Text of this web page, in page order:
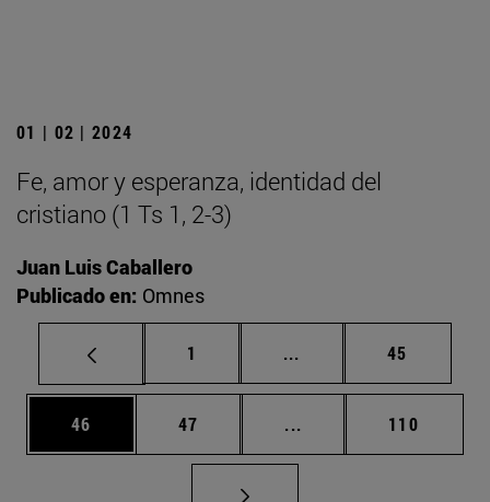
01 | 02 | 2024
Fe, amor y esperanza, identidad del
cristiano (1 Ts 1, 2-3)
Juan Luis Caballero
Publicado en: Omnes
Página
1 ... Páginas intermedias
Página
45
Página
46 Página
47 ... Páginas intermedias
Página
110